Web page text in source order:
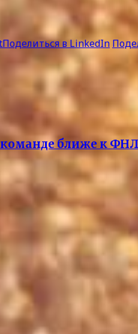
Поделиться в LinkedIn
команде ближе к